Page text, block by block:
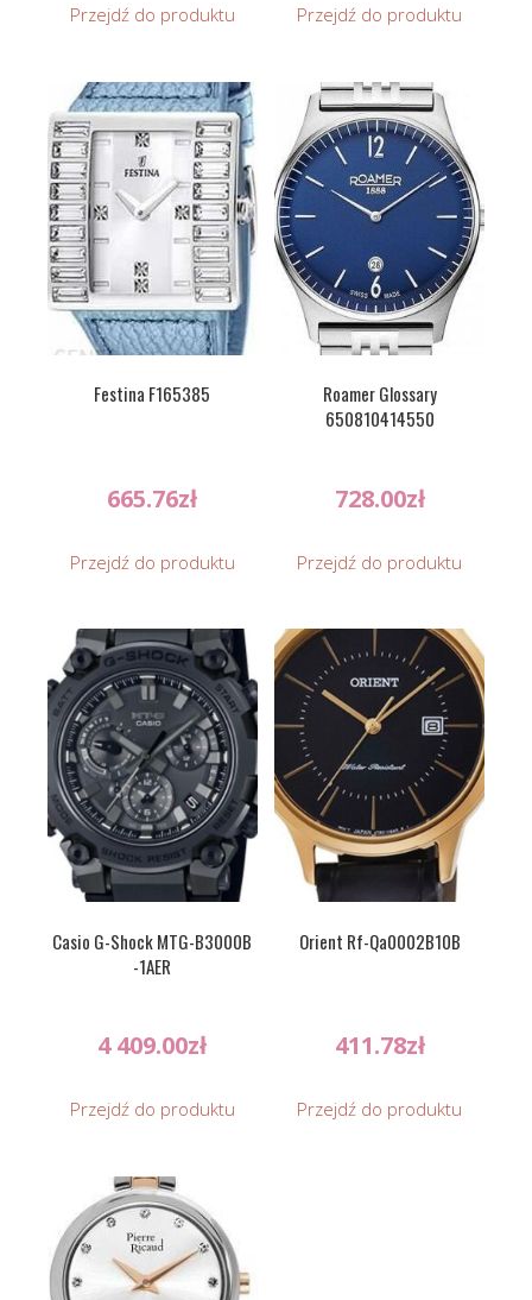
Przejdź do produktu Przejdź do produktu
Festina F165385
665.76zł
Przejdź do produktu
Roamer Glossary
650810414550
728.00zł
Przejdź do produktu
Casio G-Shock MTG-B3000B
-1AER
4 409.00zł
Przejdź do produktu
Orient Rf-Qa0002B10B
411.78zł
Przejdź do produktu